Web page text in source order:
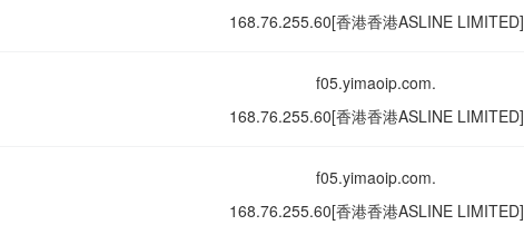
168.76.255.60[香港香港ASLINE LIMITED]
f05.yimaoip.com.
168.76.255.60[香港香港ASLINE LIMITED]
f05.yimaoip.com.
168.76.255.60[香港香港ASLINE LIMITED]